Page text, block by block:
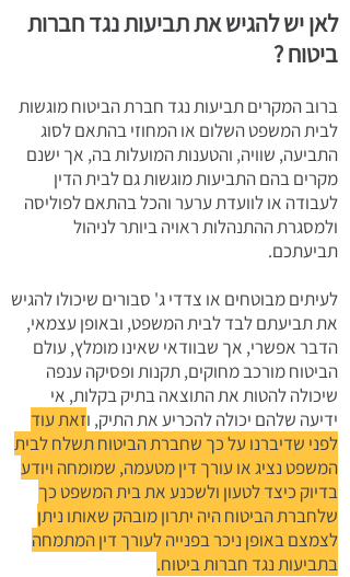
לאן יש להגיש את תביעות נגד חברות
ביטוח ?
ברוב המקרים תביעות נגד חברת הביטוח מוגשות
לבית המשפט השלום או המחוזי בהתאם לסוג
התביעה, שוויה, והטענות המועלות בה, אך ישנם
מקרים בהם התביעות מוגשות גם לבית הדין
לעבודה או לוועדת ערער והכל בהתאם לפוליסה
ולמסגרת ההתנהלות ראויה ביותר לניהול
תביעתכם.
לעיתים מבוטחים או צדדי ג' סבורים שיכולו להגיש
את תביעתם לבד לבית המשפט, ובאופן עצמאי,
הדבר אפשרי, אך שבוודאי שאינו מומלץ, עולם
הביטוח מורכב מחוקים, תקנות ופסיקה ענפה
שיכולה להטות את התוצאה בתיק בקלות, אי
ידיעה שלהם יכולה להכריע את התיק, וזאת עוד
לפני שדיברנו על כך שחברת הביטוח תשלח לבית
המשפט נציג או עורך דין מטעמה, שמומחה ויודע
בדיוק כיצד לטעון ולשכנע את בית המשפט כך
שלחברת הביטוח היה יתרון מובהק שאותו ניתן
לצמצם באופן ניכר בפנייה לעורך דין המתמחה
בתביעות נגד חברות ביטוח.